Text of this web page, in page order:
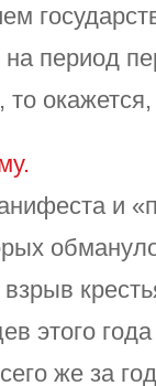
на период
и
этого
же за